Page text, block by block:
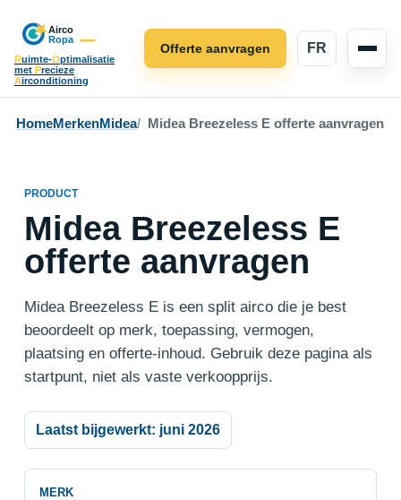
Ruimte-Optimalisatie
met Precieze
Airconditioning
FR
Offerte aanvragen
HomeMerkenMidea Midea Breezeless E offerte aanvragen
PRODUCT
Midea Breezeless E
offerte aanvragen
Midea Breezeless E is een split airco die je best
beoordeelt op merk, toepassing, vermogen,
plaatsing en offerte-inhoud. Gebruik deze pagina als
startpunt, niet als vaste verkoopprijs.
Laatst bijgewerkt: juni 2026
MERK